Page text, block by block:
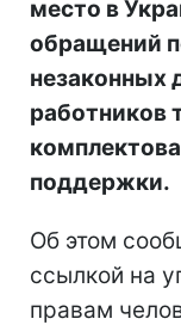
место в
обращений
незаконных
работников
поддержки.
Об этом
ссылкой на
правам